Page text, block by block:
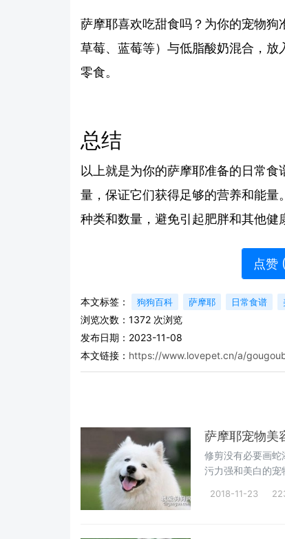
萨摩耶喜欢吃甜食吗？为你的宠物狗
草莓、蓝莓等）与低脂酸奶混合，
零食。
总结
以上就是为你的萨摩耶准备的日常
量，保证它们获得足够的营养和能
种类和数量，避免引起肥胖和其他健
点赞 (
本文标签： 狗狗百科 萨摩耶 日常食谱
浏览次数： 1372 次浏览
发布日期：2023-11-08
本文链接： https://www.lovepet.cn/a/
萨摩耶宠物美
修剪没有必要画
污力强和美白的宠
2018-11-23